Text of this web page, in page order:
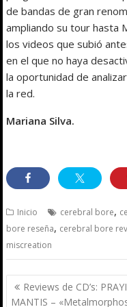
de bandas de gran
ampliando su tour hasta
los videos que subió
en el que no haya
la oportunidad de
la red.
Mariana Silva.
Inicio cerebral bore,
bore reseña, cerebral bore
miscreation
Navegación
de
Reviews de CD’s:
MANTIS –